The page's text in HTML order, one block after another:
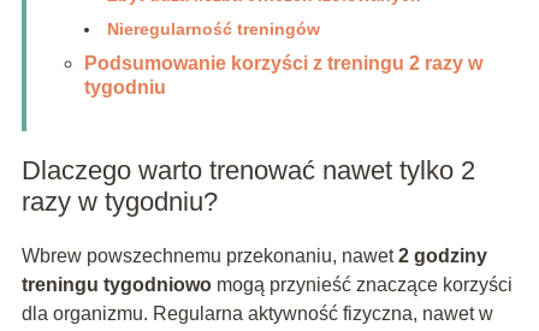
Nieregularność treningów
Podsumowanie korzyści z treningu 2 razy w
tygodniu
Dlaczego warto trenować nawet tylko 2
razy w tygodniu?
Wbrew powszechnemu przekonaniu, nawet2 godziny
treningu tygodniowomogą przynieść znaczące korzyści
dla organizmu. Regularna aktywność fizyczna, nawet w